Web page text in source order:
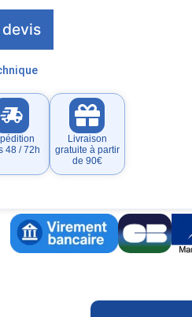
devis
48 / 72h
Livraison
gratuite à partir
de 90€